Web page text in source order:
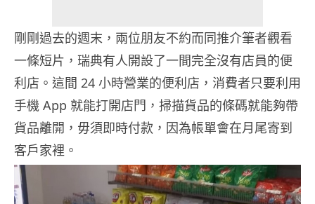
剛剛過去的週末，兩位朋友不約而同推介筆者觀看
一條短片，瑞典有人開設了一間完全沒有店員的便
利店。這間 24 小時營業的便利店，消費者只要利用
手機 App 就能打開店門，掃描貨品的條碼就能夠帶
貨品離開，毋須即時付款，因為帳單會在月尾寄到
客戶家裡。